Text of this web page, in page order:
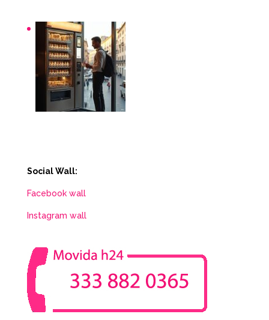
Social Wall:
Facebook wall
Instagram wall